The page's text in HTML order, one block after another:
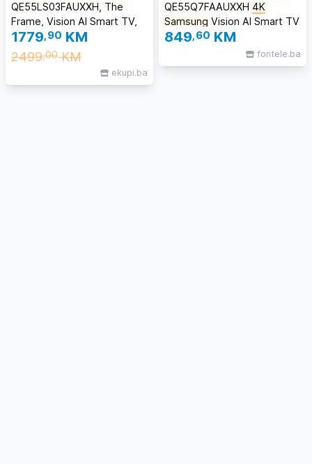
QE55LS03FAUXXH, The
Frame, Vision AI Smart TV,
HDR 10+, NQ4 AI Gen2
Procesor
1779,90 KM
2499,00KM
ekupi.ba
QE55Q7FAAUXXH 4K
Samsung Vision AI Smart TV
Crna
849,60 KM
fontele.ba